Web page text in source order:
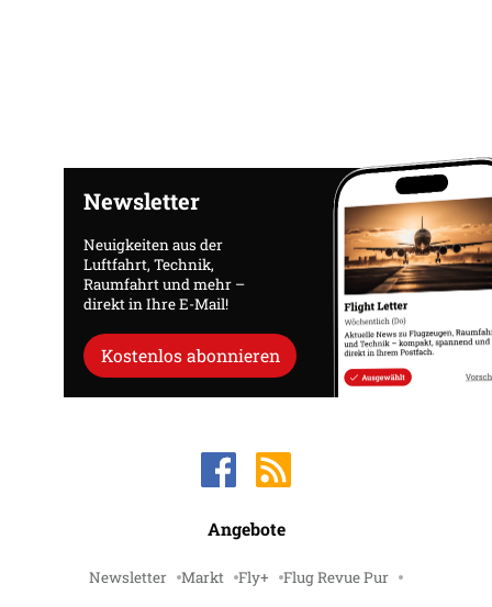
Newsletter
Neuigkeiten aus der
Luftfahrt, Technik,
Raumfahrt und mehr –
direkt in Ihre E-Mail!
Kostenlos abonnieren
Angebote
Newsletter Markt Fly+ Flug Revue Pur